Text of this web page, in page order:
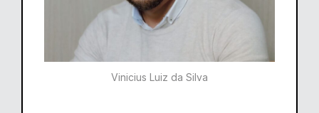
Vinicius Luiz da Silva